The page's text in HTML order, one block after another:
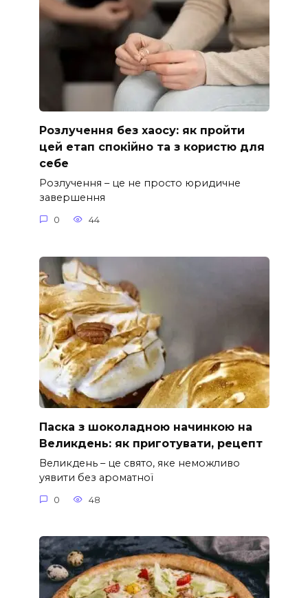
Розлучення без хаосу: як пройти
цей етап спокійно та з користю для
себе
Розлучення – це не просто юридичне
завершення
0 44
Паска з шоколадною начинкою на
Великдень: як приготувати, рецепт
Великдень – це свято, яке неможливо
уявити без ароматної
0 48